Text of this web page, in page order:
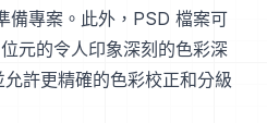
備專案。此外，PSD 檔案可
元的令人印象深刻的色彩深
許更精確的色彩校正和分級